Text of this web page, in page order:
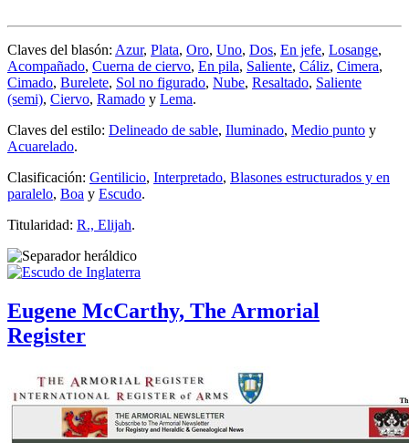
Claves del blasón: Azur, Plata, Oro, Uno, Dos, En jefe, Losange,
Acompañado, Cuerna de ciervo, En pila, Saliente, Cáliz, Cimera,
Cimado, Burelete, Sol no figurado, Nube, Resaltado, Saliente
(semi), Ciervo, Ramado y Lema.
Claves del estilo: Delineado de sable, Iluminado, Medio punto y
Acuarelado.
Clasificación: Gentilicio, Interpretado, Blasones estructurados y en
paralelo, Boa y Escudo.
Titularidad: R., Elijah.
Eugene McCarthy, The Armorial
Register